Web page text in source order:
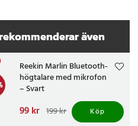
även
Reekin Marlin Bluetooth-
högtalare med mikrofon
– Svart
Nuvarande pris
Tidigare pris 199 kr
99 kr 199 kr Köp